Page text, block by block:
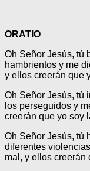
ORATIO
Oh Señor Jesús, tú
hambrientos y me
y ellos creerán que
Oh Señor Jesús, tú
los perseguidos y
creerán que yo soy
Oh Señor Jesús, tú
diferentes
mal, y ellos creerán